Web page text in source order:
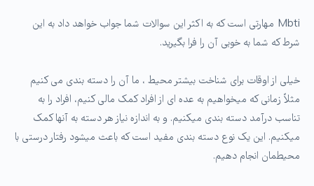
Mbti مهارتی است که به اکثر این سوالات شما جواب خواهد داد به این
شرط که شما به خوبی آن را فرا بگیرید.
خیلی از اوقات برای شناخت بیشتر محیط ، ما آن را دسته بندی می کنیم
مثلاً زمانی که میخواهیم به عده ای از افراد کمک مالی کنیم، افراد را به
تناسب درآمد دسته بندی می­کنیم. و به اندازه نیاز هر دسته به آنها کمک
میکنیم. این یک نوع دسته بندی مفید است که باعث میشود رفتار درستی با
محیطمان انجام دهیم.